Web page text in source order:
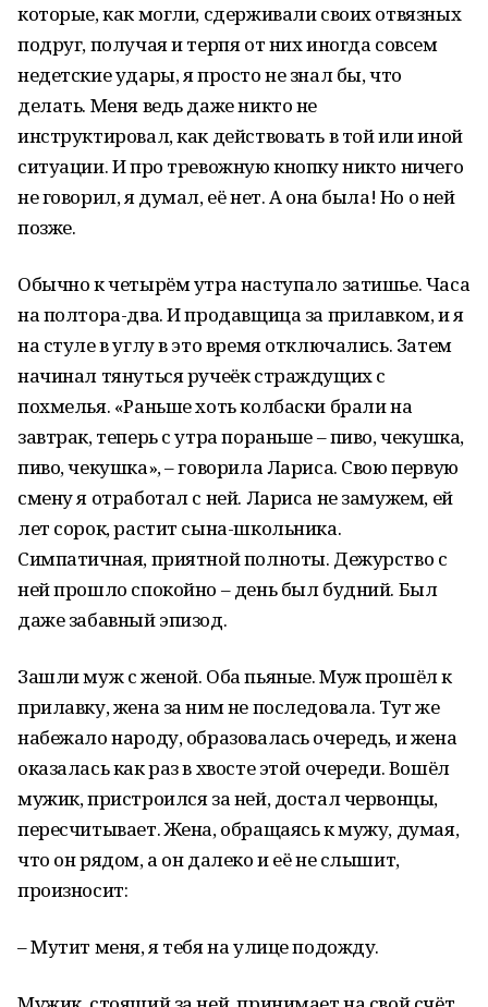
которые, как могли, сдерживали своих отвязных
подруг, получая и терпя от них иногда совсем
недетские удары, я просто не знал бы, что
делать. Меня ведь даже никто не
инструктировал, как действовать в той или иной
ситуации. И про тревожную кнопку никто ничего
не говорил, я думал, её нет. А она была! Но о ней
позже.
Обычно к четырём утра наступало затишье. Часа
на полтора-два. И продавщица за прилавком, и я
на стуле в углу в это время отключались. Затем
начинал тянуться ручеёк страждущих с
похмелья. «Раньше хоть колбаски брали на
завтрак, теперь с утра пораньше – пиво, чекушка,
пиво, чекушка», – говорила Лариса. Свою первую
смену я отработал с ней. Лариса не замужем, ей
лет сорок, растит сына-школьника.
Симпатичная, приятной полноты. Дежурство с
ней прошло спокойно – день был будний. Был
даже забавный эпизод.
Зашли муж с женой. Оба пьяные. Муж прошёл к
прилавку, жена за ним не последовала. Тут же
набежало народу, образовалась очередь, и жена
оказалась как раз в хвосте этой очереди. Вошёл
мужик, пристроился за ней, достал червонцы,
пересчитывает. Жена, обращаясь к мужу, думая,
что он рядом, а он далеко и её не слышит,
произносит:
– Мутит меня, я тебя на улице подожду.